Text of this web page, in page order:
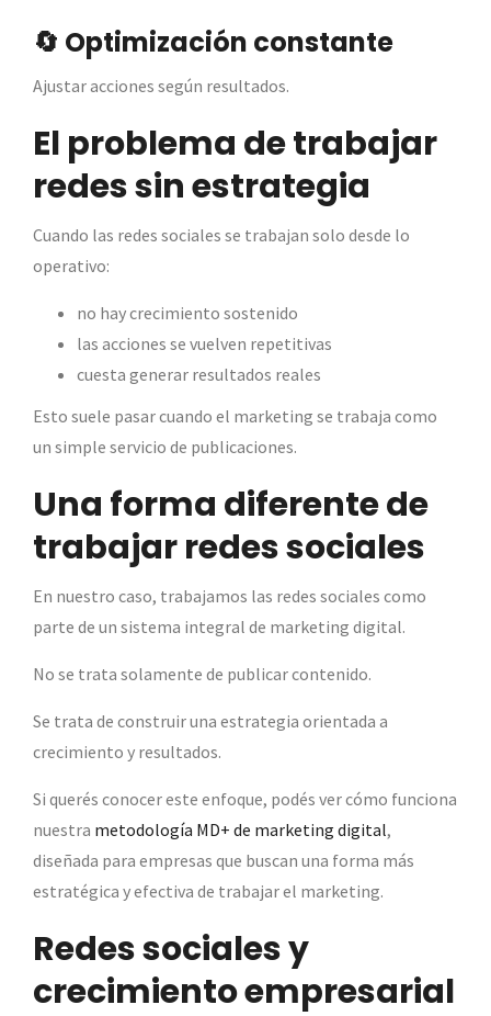
🔄 Optimización constante
Ajustar acciones según resultados.
El problema de trabajar
redes sin estrategia
Cuando las redes sociales se trabajan solo desde lo
operativo:
no hay crecimiento sostenido
las acciones se vuelven repetitivas
cuesta generar resultados reales
Esto suele pasar cuando el marketing se trabaja como
un simple servicio de publicaciones.
Una forma diferente de
trabajar redes sociales
En nuestro caso, trabajamos las redes sociales como
parte de un sistema integral de marketing digital.
No se trata solamente de publicar contenido.
Se trata de construir una estrategia orientada a
crecimiento y resultados.
Si querés conocer este enfoque, podés ver cómo funciona
nuestra metodología MD+ de marketing digital,
diseñada para empresas que buscan una forma más
estratégica y efectiva de trabajar el marketing.
Redes sociales y
crecimiento empresarial